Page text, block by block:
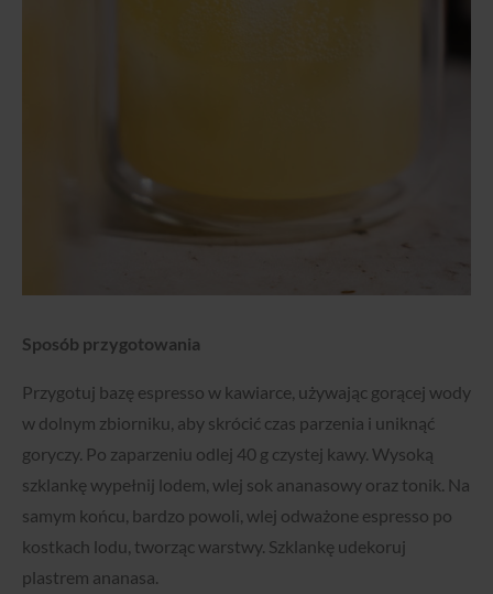
Sposób przygotowania
Przygotuj bazę espresso w kawiarce, używając gorącej wody
w dolnym zbiorniku, aby skrócić czas parzenia i uniknąć
goryczy. Po zaparzeniu odlej 40 g czystej kawy. Wysoką
szklankę wypełnij lodem, wlej sok ananasowy oraz tonik. Na
samym końcu, bardzo powoli, wlej odważone espresso po
kostkach lodu, tworząc warstwy. Szklankę udekoruj
plastrem ananasa.